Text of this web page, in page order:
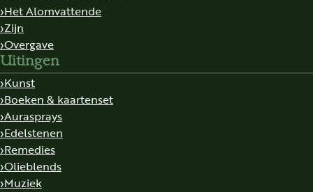
Het Alomvattende
Zijn
Overgave
Uitingen
Kunst
Boeken & kaartenset
Aurasprays
Edelstenen
Remedies
Olieblends
Muziek